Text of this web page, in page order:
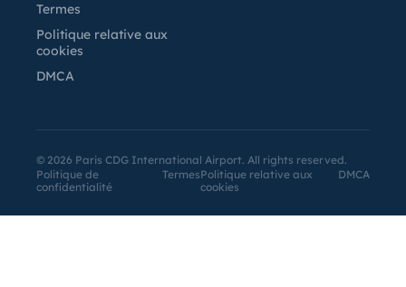
Termes
Politique relative aux
cookies
DMCA
© 2026 Paris CDG International Airport. All rights reserved.
Politique de
confidentialité
TermesPolitique relative aux
cookies
DMCA